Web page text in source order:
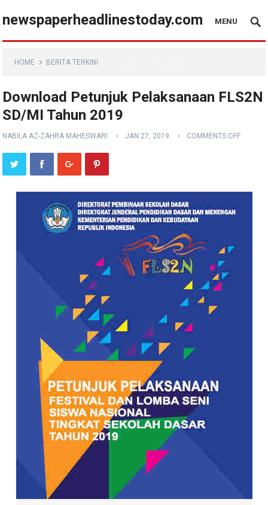
newspaperheadlinestoday.com MENU
HOME BERITA TERKINI
Download Petunjuk Pelaksanaan FLS2N
SD/MI Tahun 2019
NABILA AZ-ZAHRA MAHESWARI JAN 27, 2019 COMMENTS OFF